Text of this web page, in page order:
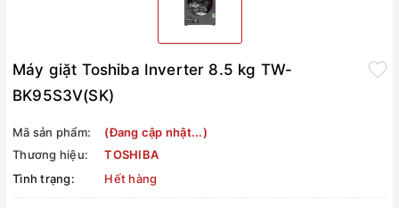
Máy giặt Toshiba Inverter 8.5 kg TW-
BK95S3V(SK)
Mã sản phẩm:
(Đang cập nhật...)
Thương hiệu:
TOSHIBA
Tình trạng:
Hết hàng